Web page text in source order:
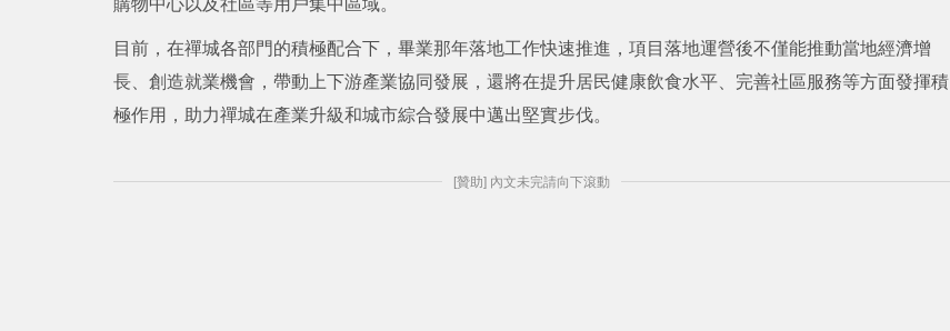
購物中心以及社區等用戶集中區域。
目前，在禪城各部門的積極配合下，畢業那年落地工作快速推進，項目落地運營後不僅能推動當地經濟增
長、創造就業機會，帶動上下游產業協同發展，還將在提升居民健康飲食水平、完善社區服務等方面發揮積
極作用，助力禪城在產業升級和城市綜合發展中邁出堅實步伐。
[贊助] 內文未完請向下滾動